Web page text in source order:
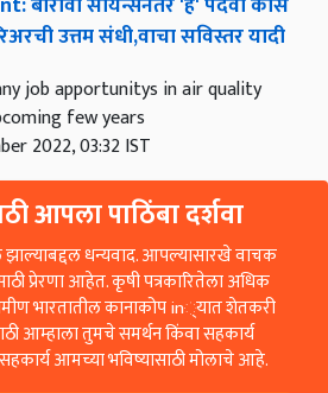
उत्तमसंधी,वाचासविस्तरयादी
job apportunitys in air quality
few years
2022, 03:32 IST
आपला पाठिंबा दर्शवा
धन्यवाद. आपल्यासारखे वाचक
प्रेरणा आहेत. कृषी पत्रकारितेला अधिक
भारतातील कानाकोप in्यात शेतकरी
आम्हाला तुमचे समर्थन किंवा सहकार्य
आमच्या भविष्यासाठी मोलाचे आहे.